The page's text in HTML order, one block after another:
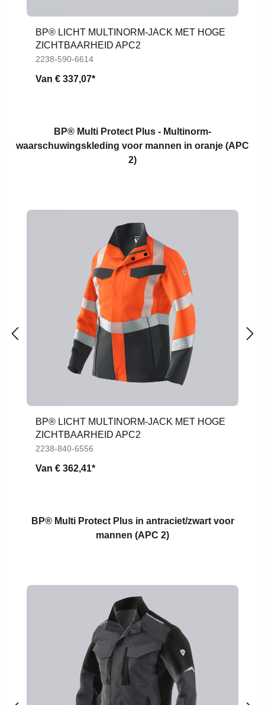
BP® LICHT MULTINORM-JACK MET HOGE
ZICHTBAARHEID APC2
2238-590-6614
Van € 337,07*
BP® Multi Protect Plus - Multinorm-
waarschuwingskleding voor mannen in oranje (APC
2)
BP® LICHT MULTINORM-JACK MET HOGE
ZICHTBAARHEID APC2
2238-840-6556
Van € 362,41*
BP® Multi Protect Plus in antraciet/zwart voor
mannen (APC 2)